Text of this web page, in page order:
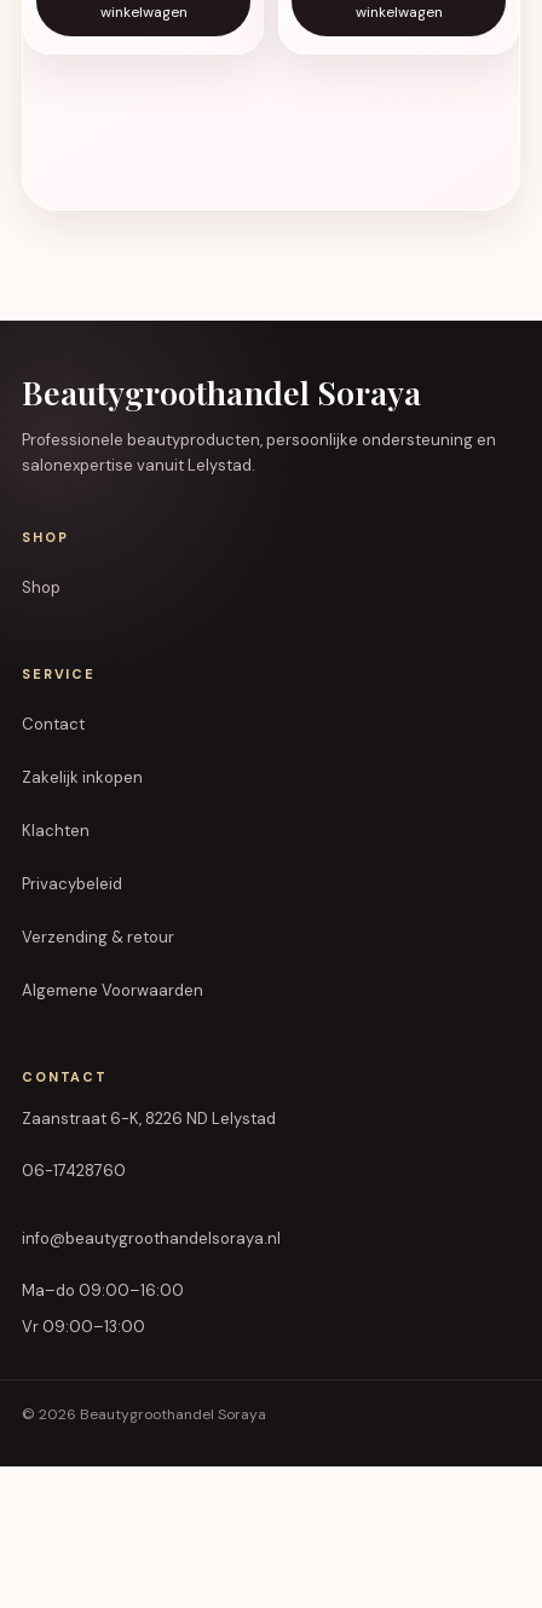
winkelwagen
winkelwagen
Beautygroothandel Soraya
Professionele beautyproducten, persoonlijke ondersteuning en
salonexpertise vanuit Lelystad.
SHOP
Shop
SERVICE
Contact
Zakelijk inkopen
Klachten
Privacybeleid
Verzending & retour
Algemene Voorwaarden
CONTACT
Zaanstraat 6-K, 8226 ND Lelystad
06-17428760
info@beautygroothandelsoraya.nl
Ma–do 09:00–16:00
Vr 09:00–13:00
© 2026 Beautygroothandel Soraya